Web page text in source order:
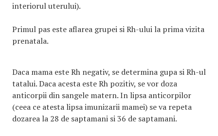
interiorul uterului).
Primul pas este aflarea grupei si Rh-ului la prima vizita
prenatala.
Daca mama este Rh negativ, se determina gupa si Rh-ul
tatalui. Daca acesta este Rh pozitiv, se vor doza
anticorpii din sangele matern. In lipsa anticorpilor
(ceea ce atesta lipsa imunizarii mamei) se va repeta
dozarea la 28 de saptamani si 36 de saptamani.